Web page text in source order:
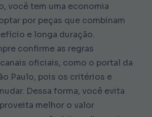
você tem uma economia
por peças que combinam
e longa duração.
confirme as regras
oficiais, como o portal da
Paulo, pois os critérios e
Dessa forma, você evita
melhor o valor